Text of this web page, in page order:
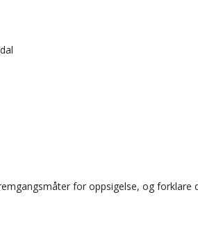
for oppsigelse, og forklare